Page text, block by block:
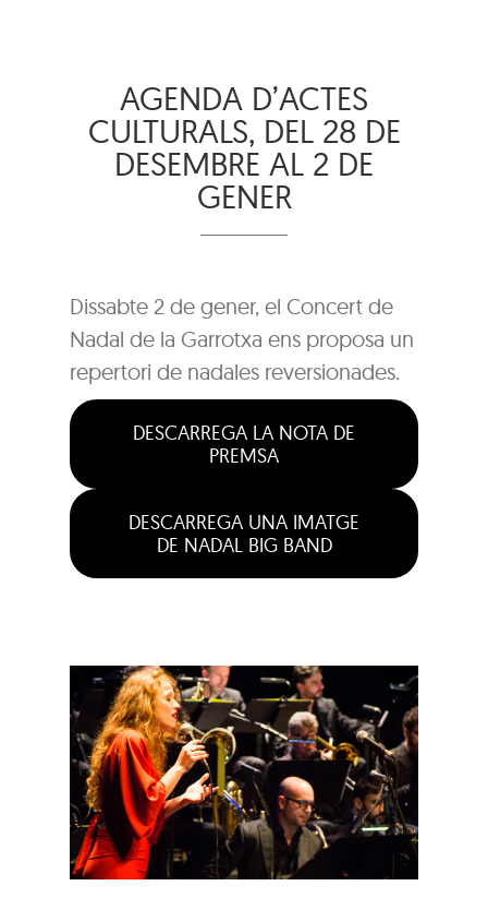
AGENDA D’ACTES
CULTURALS, DEL 28 DE
DESEMBRE AL 2 DE
GENER
Dissabte 2 de gener, el Concert de
Nadal de la Garrotxa ens proposa un
repertori de nadales reversionades.
DESCARREGA LA NOTA DE
PREMSA
DESCARREGA UNA IMATGE
DE NADAL BIG BAND